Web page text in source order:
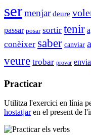
sermenjar deure
passar posar sortir tenir
conèixer saber canviar
veure trobar provar
Practicar
Utilitza l'exercici en línia
hostatjaren el present de